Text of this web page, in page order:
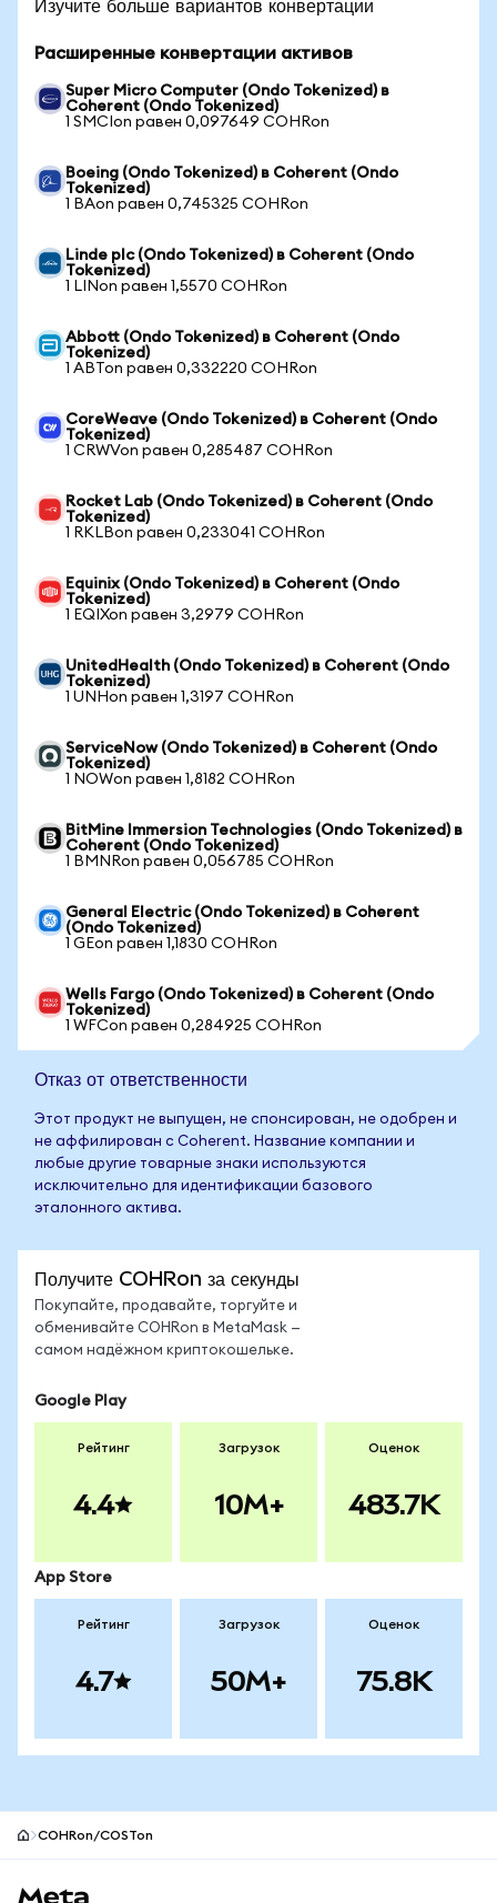
Изучите больше вариантов конвертации
Расширенные конвертации активов
Super Micro Computer (Ondo Tokenized) в
Coherent (Ondo Tokenized)
1 SMCIon равен 0,097649 COHRon
Boeing (Ondo Tokenized) в Coherent (Ondo
Tokenized)
1 BAon равен 0,745325 COHRon
Linde plc (Ondo Tokenized) в Coherent (Ondo
Tokenized)
1 LINon равен 1,5570 COHRon
Abbott (Ondo Tokenized) в Coherent (Ondo
Tokenized)
1 ABTon равен 0,332220 COHRon
CoreWeave (Ondo Tokenized) в Coherent (Ondo
Tokenized)
1 CRWVon равен 0,285487 COHRon
Rocket Lab (Ondo Tokenized) в Coherent (Ondo
Tokenized)
1 RKLBon равен 0,233041 COHRon
Equinix (Ondo Tokenized) в Coherent (Ondo
Tokenized)
1 EQIXon равен 3,2979 COHRon
UnitedHealth (Ondo Tokenized) в Coherent (Ondo
Tokenized)
1 UNHon равен 1,3197 COHRon
ServiceNow (Ondo Tokenized) в Coherent (Ondo
Tokenized)
1 NOWon равен 1,8182 COHRon
BitMine Immersion Technologies (Ondo Tokenized) в
Coherent (Ondo Tokenized)
1 BMNRon равен 0,056785 COHRon
General Electric (Ondo Tokenized) в Coherent
(Ondo Tokenized)
1 GEon равен 1,1830 COHRon
Wells Fargo (Ondo Tokenized) в Coherent (Ondo
Tokenized)
1 WFCon равен 0,284925 COHRon
Отказ от ответственности
Этот продукт не выпущен, не спонсирован, не одобрен и
не аффилирован с Coherent. Название компании и
любые другие товарные знаки используются
исключительно для идентификации базового
эталонного актива.
Получите COHRon за секунды
Покупайте, продавайте, торгуйте и
обменивайте COHRon в MetaMask —
самом надёжном криптокошельке.
Google Play
Рейтинг
4.4
Загрузок
10M+
Оценок
483.7K
App Store
Рейтинг
4.7
Загрузок
50M+
Оценок
75.8K
COHRon/COSTon